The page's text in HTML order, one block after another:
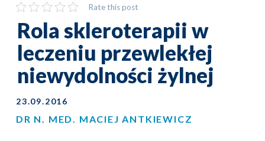
Rate this post
Rola skleroterapii w
leczeniu przewlekłej
niewydolności żylnej
23.09.2016
DR N. MED. MACIEJ ANTKIEWICZ